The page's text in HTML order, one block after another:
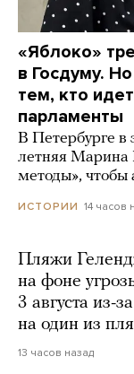
«Яблоко»
в Госдуму.
тем, кто
парламенты
В Петербурге в
летняя Марина
методы», чтобы
ИСТОРИИ 14 часов
Пляжи
на фоне
3 августа из-
на один из
13 часов назад